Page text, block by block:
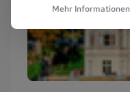
Mehr Informationen